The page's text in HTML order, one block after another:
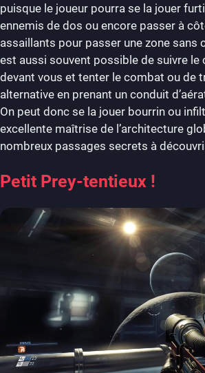
puisque le joueur pourra se la jouer
ennemis de dos ou encore passer à
assaillants pour passer une zone sans
est aussi souvent possible de suivre le
devant vous et tenter le combat ou de
alternative en prenant un conduit
On peut donc se la jouer bourrin ou
excellente maîtrise de l’architecture
nombreux passages secrets à
Petit Prey-tentieux !